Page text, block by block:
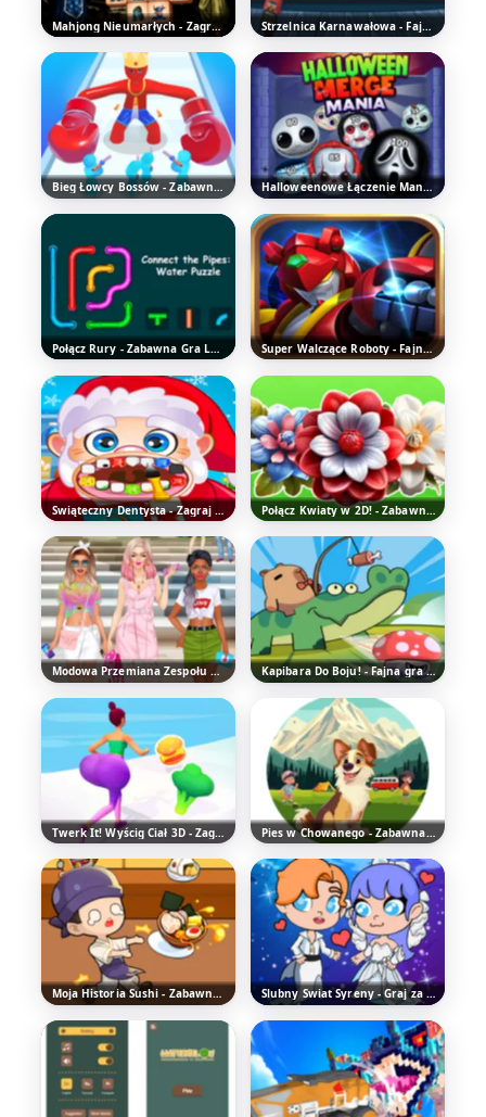
Mahjong Nieumarłych - Zagraj w zabawną grę logiczną Strzelnica Karnawałowa - Fajna strzelanka
Bieg Łowcy Bossów - Zabawna Gra Zręcznościowa Halloweenowe Łączenie Mania - Fajna Gra Logiczna
Połącz Rury - Zabawna Gra Logiczna Super Walczące Roboty - Fajna Gra Obronna
Świąteczny Dentysta - Zagraj za Darmo Online Połącz Kwiaty w 2D! - Zabawna Gra Logiczna
Modowa Przemiana Zespołu Dziewczyn z College'u - Zabawna gra dla dziewczyn Kapibara Do Boju! - Fajna gra zręcznościowa
Twerk It! Wyścig Ciał 3D - Zagraj w Fajną Grę Biegową Pies w Chowanego - Zabawna Gra Przygodowa
Moja Historia Sushi - Zabawna Gra Symulacyjna Restauracji Ślubny Świat Syreny - Graj za Darmo Online